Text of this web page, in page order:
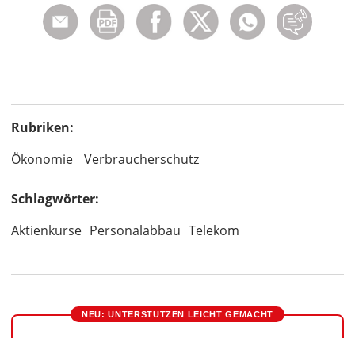
Rubriken:
Ökonomie
Verbraucherschutz
Schlagwörter:
Aktienkurse Personalabbau Telekom
NEU: UNTERSTÜTZEN LEICHT GEMACHT